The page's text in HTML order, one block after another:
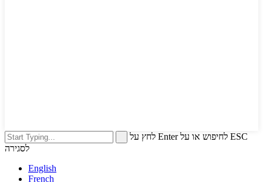
לחץ על Enter לחיפוש או על ESC
לסגירה
English
French